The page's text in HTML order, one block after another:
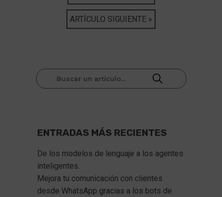
ARTÍCULO SIGUIENTE »
ENTRADAS MÁS RECIENTES
De los modelos de lenguaje a los agentes
inteligentes.
Mejora tu comunicación con clientes
desde WhatsApp gracias a los bots de